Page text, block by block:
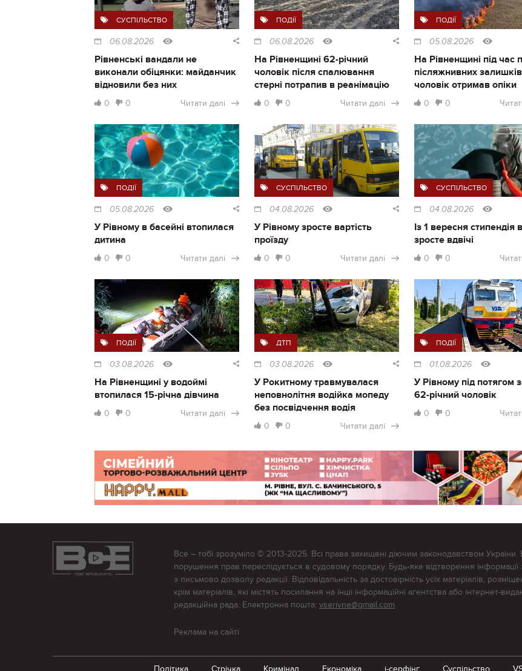
СУСПІЛЬСТВО
06.08.2026
Рівненські вандали не
виконали обіцянки: майданчик
відновили без них
0 0 Читати далі
ПОДІЇ
06.08.2026
На Рівненщині 62-річний
чоловік після спалювання
стерні потрапив в реанімацію
0 0 Читати далі
ПОДІЇ
05.08.2026
На Рівненщині під час
післяжнивних залишків
чоловік отримав опіки
0 0
ПОДІЇ
05.08.2026
У Рівному в басейні втопилася
дитина
0 0 Читати далі
СУСПІЛЬСТВО
04.08.2026
У Рівному зросте вартість
проїзду
0 0 Читати далі
СУСПІЛЬСТВО
04.08.2026
Із 1 вересня стипендія
зросте вдвічі
0 0
ПОДІЇ
03.08.2026
На Рівненщині у водоймі
втопилася 15-річна дівчина
0 0 Читати далі
ДТП
03.08.2026
У Рокитному травмувалася
неповнолітня водійка мопеду
без посвідчення водія
0 0 Читати далі
ПОДІЇ
01.08.2026
У Рівному під потягом
62-річний чоловік
0 0
Все – тобі зрозуміло © 2013-2025. Всі права захищені діючим законодавством України.
порушення прав переслідується в судовому порядку. Будь-яке відтворення інформації
з письмово дозволу редакції. Відповідальність за достовірність усіх матеріалів,
крім матеріалів, які містять посилання на інші інформаційні агентства або інтернет-
редакційна рада. Електронна пошта: vserivne@gmail.com
Реклама на сайті
Політика Стрічка Кримінал Економіка i-серфінг Суспільство